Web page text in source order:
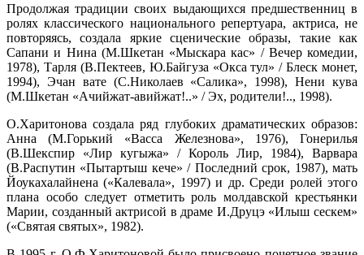
Продолжая традиции своих выдающихся предшественниц в
ролях классического национального репертуара, актриса, не
повторяясь, создала яркие сценические образы, такие как
Сапани и Нина (М.Шкетан «Мыскара кас» / Вечер комедии,
1978), Тарля (В.Пектеев, Ю.Байгуза «Окса тул» / Блеск монет,
1994), Эчан вате (С.Николаев «Салика», 1998), Нени кува
(М.Шкетан «Ачийжат-авийжат!..» / Эх, родители!.., 1998).
О.Харитонова создала ряд глубоких драматических образов:
Анна (М.Горький «Васса Железнова», 1976), Гонерилья
(В.Шекспир «Лир кугыжа» / Король Лир, 1984), Варвара
(В.Распутин «Пытартыш кече» / Последний срок, 1987), мать
Йоукахалайнена («Калевала», 1997) и др. Среди ролей этого
плана особо следует отметить роль молдавской крестьянки
Марии, созданный актрисой в драме И.Друцэ «Илыш сескем»
(«Святая святых», 1982).